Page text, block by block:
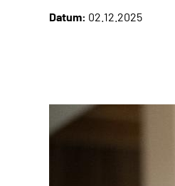
Datum: 02.12.2025